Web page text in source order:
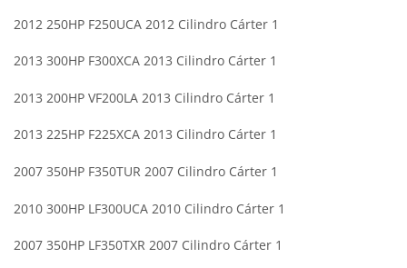
2012 250HP F250UCA 2012 Cilindro Cárter 1
2013 300HP F300XCA 2013 Cilindro Cárter 1
2013 200HP VF200LA 2013 Cilindro Cárter 1
2013 225HP F225XCA 2013 Cilindro Cárter 1
2007 350HP F350TUR 2007 Cilindro Cárter 1
2010 300HP LF300UCA 2010 Cilindro Cárter 1
2007 350HP LF350TXR 2007 Cilindro Cárter 1